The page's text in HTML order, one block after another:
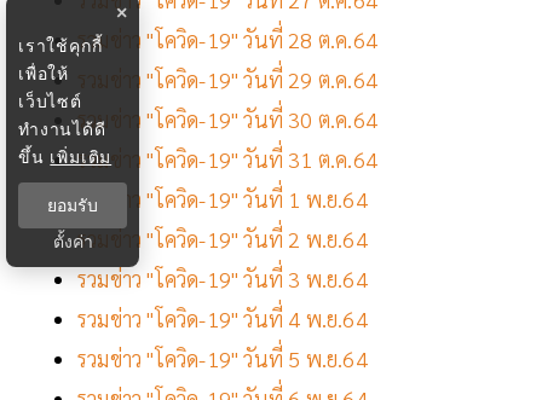
รวมข่าว "โควิด-19" วันที่ 28 ต.ค.64
รวมข่าว "โควิด-19" วันที่ 29 ต.ค.64
รวมข่าว "โควิด-19" วันที่ 30 ต.ค.64
รวมข่าว "โควิด-19" วันที่ 31 ต.ค.64
รวมข่าว "โควิด-19" วันที่ 1 พ.ย.64
รวมข่าว "โควิด-19" วันที่ 2 พ.ย.64
รวมข่าว "โควิด-19" วันที่ 3 พ.ย.64
รวมข่าว "โควิด-19" วันที่ 4 พ.ย.64
รวมข่าว "โควิด-19" วันที่ 5 พ.ย.64
×
เราใช้คุกกี้
เพื่อให้
เว็บไซต์
ทำงานได้ดี
ขึ้น เพิ่มเติม
ยอมรับ
ตั้งค่า